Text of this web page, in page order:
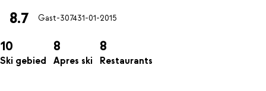
8.7 Gast-307431-01-2015
10
Ski gebied
8
Apres ski
8
Restaurants